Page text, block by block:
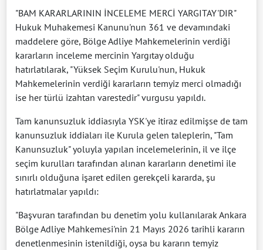
"BAM KARARLARININ İNCELEME MERCİ YARGITAY'DIR"
Hukuk Muhakemesi Kanunu'nun 361 ve devamındaki
maddelere göre, Bölge Adliye Mahkemelerinin verdiği
kararların inceleme mercinin Yargıtay olduğu
hatırlatılarak, "Yüksek Seçim Kurulu'nun, Hukuk
Mahkemelerinin verdiği kararların temyiz merci olmadığı
ise her türlü izahtan varestedir" vurgusu yapıldı.
Tam kanunsuzluk iddiasıyla YSK'ye itiraz edilmişse de tam
kanunsuzluk iddiaları ile Kurula gelen taleplerin, "Tam
Kanunsuzluk" yoluyla yapılan incelemelerinin, il ve ilçe
seçim kurulları tarafından alınan kararların denetimi ile
sınırlı olduğuna işaret edilen gerekçeli kararda, şu
hatırlatmalar yapıldı:
"Başvuran tarafından bu denetim yolu kullanılarak Ankara
Bölge Adliye Mahkemesi'nin 21 Mayıs 2026 tarihli kararın
denetlenmesinin istenildiği, oysa bu kararın temyiz